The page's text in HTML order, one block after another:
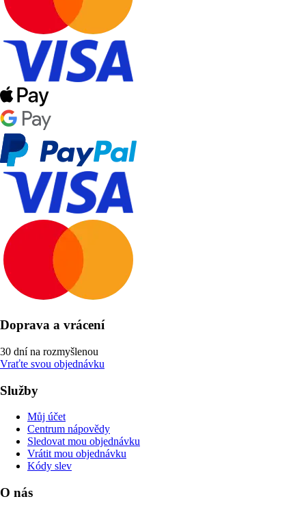
Doprava a vrácení
30 dní na rozmyšlenou
Vraťte svou objednávku
Služby
Můj účet
Centrum nápovědy
Sledovat mou objednávku
Vrátit mou objednávku
Kódy slev
O nás